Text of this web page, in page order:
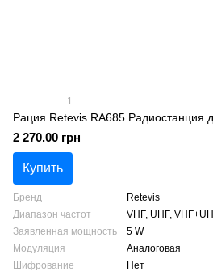
1
Рация Retevis RA685 Радиостанция
2 270.00 грн
Купить
Бренд
Retevis
Диапазон частот
VHF, UHF,
Заявленная мощность
5 W
Модуляция
Аналоговая
Шифрование
Нет